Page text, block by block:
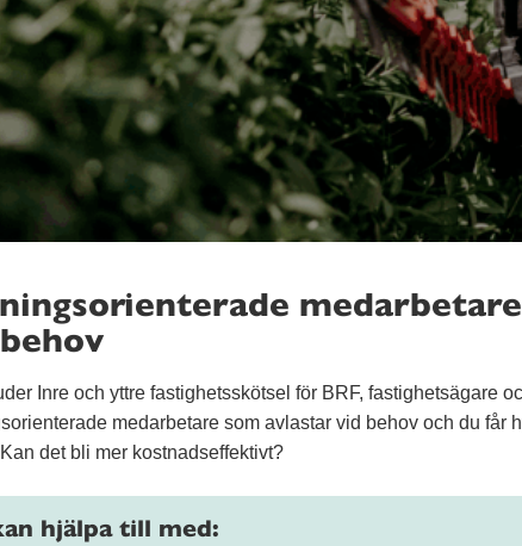
Inre och yttre fastighetsskötsel för BRF, fastighetsägare
medarbetare som avlastar vid behov och du får
det bli mer kostnadseffektivt?
hjälpa till med: